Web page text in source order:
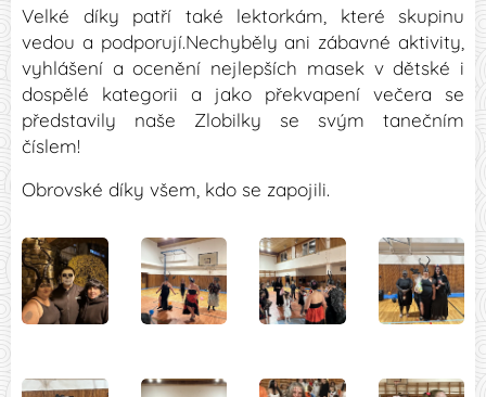
Velké díky patří také lektorkám, které skupinu
vedou a podporují.Nechyběly ani zábavné aktivity,
vyhlášení a ocenění nejlepších masek v dětské i
dospělé kategorii a jako překvapení večera se
představily naše Zlobilky se svým tanečním
číslem!
Obrovské díky všem, kdo se zapojili.